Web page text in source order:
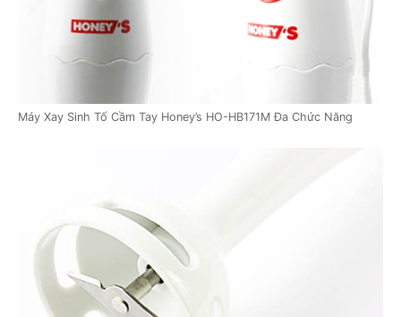
Máy Xay Sinh Tố Cầm Tay Honey’s HO-HB171M Đa Chức Năng